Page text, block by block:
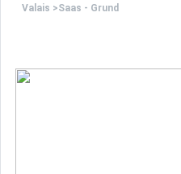
Valais >Saas - Grund